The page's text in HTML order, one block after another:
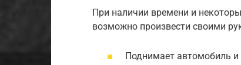
При наличии времени и
возможно произвести своими
Поднимает автомобиль и